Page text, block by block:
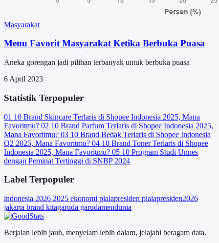
Masyarakat
Menu Favorit Masyarakat Ketika Berbuka Puasa
Aneka gorengan jadi pilihan terbanyak untuk berbuka puasa
6 April 2023
Statistik Terpopuler
01 10 Brand Skincare Terlaris di Shopee Indonesia 2025, Mana
Favoritmu? 02 10 Brand Parfum Terlaris di Shopee Indonesia 2025,
Mana Favoritmu? 03 10 Brand Bedak Terlaris di Shopee Indonesia
Q2 2025, Mana Favoritmu? 04 10 Brand Toner Terlaris di Shopee
Indonesia 2025, Mana Favoritmu? 05 10 Program Studi Unnes
dengan Peminat Tertinggi di SNBP 2024
Label Terpopuler
indonesia 2026 2025 ekonomi pialapresiden pialapresiden2026
jakarta brand kitagaruda garudamendunia
Berjalan lebih jauh, menyelam lebih dalam, jelajahi beragam data.